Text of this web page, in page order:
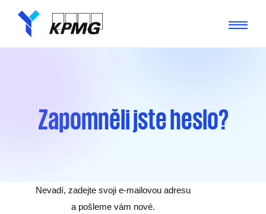
Zapomněli jste heslo?
Nevadí, zadejte svoji e-mailovou adresu
a pošleme vám nové.